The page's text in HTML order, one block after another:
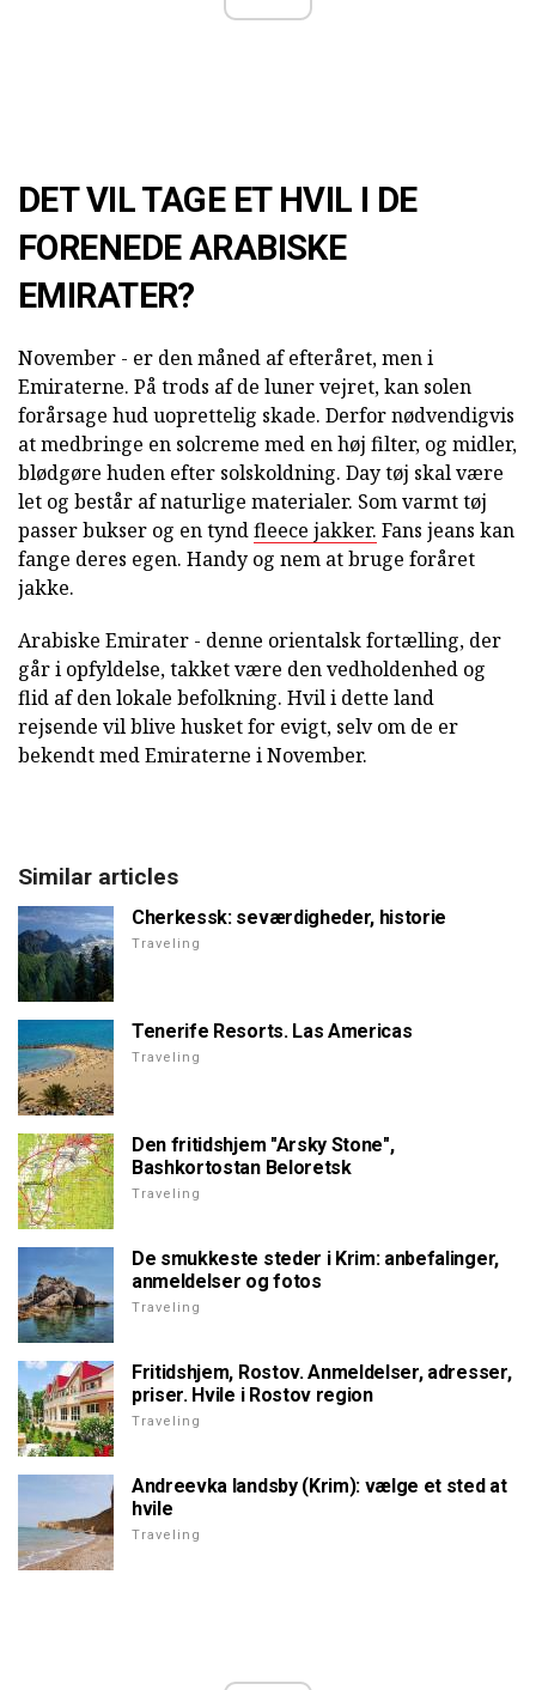
DET VIL TAGE ET HVIL I DE
FORENEDE ARABISKE
EMIRATER?
November - er den måned af efteråret, men i
Emiraterne. På trods af de luner vejret, kan solen
forårsage hud uoprettelig skade. Derfor nødvendigvis
at medbringe en solcreme med en høj filter, og midler,
blødgøre huden efter solskoldning. Day tøj skal være
let og består af naturlige materialer. Som varmt tøj
passer bukser og en tyndfleece jakker. Fans jeans kan
fange deres egen. Handy og nem at bruge foråret
jakke.
Arabiske Emirater - denne orientalsk fortælling, der
går i opfyldelse, takket være den vedholdenhed og
flid af den lokale befolkning. Hvil i dette land
rejsende vil blive husket for evigt, selv om de er
bekendt med Emiraterne i November.
Similar articles
Cherkessk: seværdigheder, historie
Traveling
Tenerife Resorts. Las Americas
Traveling
Den fritidshjem "Arsky Stone",
Bashkortostan Beloretsk
Traveling
De smukkeste steder i Krim: anbefalinger,
anmeldelser og fotos
Traveling
Fritidshjem, Rostov. Anmeldelser, adresser,
priser. Hvile i Rostov region
Traveling
Andreevka landsby (Krim): vælge et sted at
hvile
Traveling